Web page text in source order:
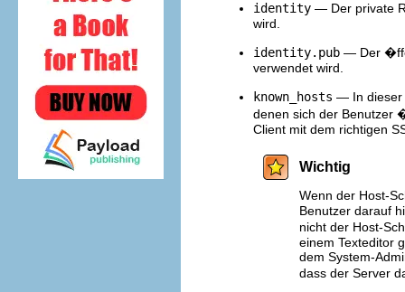
identity — Der private
wird.
identity.pub — Der
verwendet wird.
known_hosts — In dieser
denen sich der Benutzer
Client mit dem richtigen
Wichtig
Wenn der Host-
Benutzer darauf
nicht der Host-
einem Texteditor
dem System-
dass der Server